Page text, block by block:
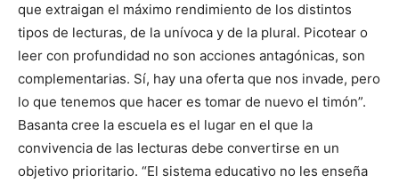
que extraigan el máximo rendimiento de los distintos
tipos de lecturas, de la unívoca y de la plural. Picotear o
leer con profundidad no son acciones antagónicas, son
complementarias. Sí, hay una oferta que nos invade, pero
lo que tenemos que hacer es tomar de nuevo el timón”.
Basanta cree la escuela es el lugar en el que la
convivencia de las lecturas debe convertirse en un
objetivo prioritario. “El sistema educativo no les enseña